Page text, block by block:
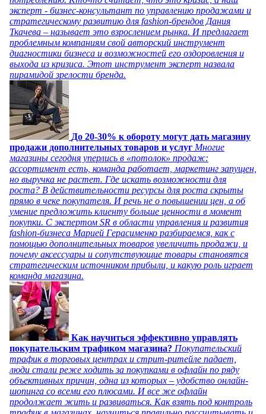
эксперт - бизнес-консультант по управлению продажами и
стратегическому развитию для fashion-брендов Дания
Ткачева – называет это взрослением рынка. И предлагает
проблемным компаниям свой авторский инструмент
диагностики бизнеса и возможностей его оздоровления и
выхода из кризиса. Этот инструмент эксперт назвала
пирамидой зрелости бренда.
До 20-30% к обороту могут дать магазину
продажи дополнительных товаров и услуг Многие
магазины сегодня уперлись в «потолок» продаж:
ассортимент есть, команда работает, маркетинг запущен,
но выручка не растет. Где искать возможности для
роста? В действительности ресурсы для роста скрыты
прямо в чеке покупателя. И речь не о повышении цен, а об
умение предложить клиенту больше ценности в момент
покупки. С экспертом SR в области управления и развития
fashion-бизнеса Марией Герасименко разбираемся, как с
помощью дополнительных товаров увеличить продажи, и
почему аксессуары и сопутствующие товары становятся
стратегическим источником прибыли, и какую роль играет
команда магазина.
Как научиться эффективно управлять
покупательским трафиком магазина? Покупательский
трафик в торговых центрах и стрит-ритейле падает,
люди стали реже ходить за покупками в офлайн по ряду
объективных причин, одна из которых – удобство онлайн-
шопинга со всеми его плюсами. И все же офлайн
продолжает жить и развиваться. Как взять под контроль